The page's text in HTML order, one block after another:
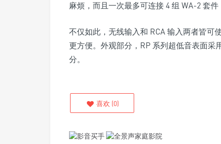
麻烦，而且一次最多可连接 4 组 WA-2 套
不仅如此，无线输入和 RCA 输入两者皆可
更方便。外观部分，RP 系列超低音表面
分。
喜欢 (0)